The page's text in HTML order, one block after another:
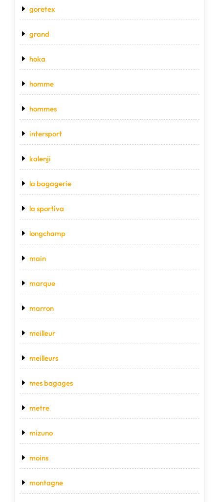
goretex
grand
hoka
homme
hommes
intersport
kalenji
la bagagerie
la sportiva
longchamp
main
marque
marron
meilleur
meilleurs
mes bagages
metre
mizuno
moins
montagne